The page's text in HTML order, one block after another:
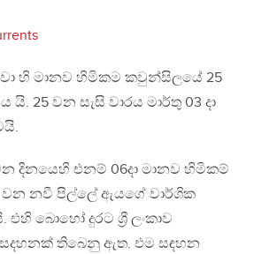
හි මානව හිමිකම කවුන්සිලයේ 25
යි. 25 වන සැසි වාරය මාර්තු 03 දා
දිනයෙහි එනම් 06දා මානව හිමිකම්
නවී පිල්ලේ ඇයගේ වාර්ශික
එහි බොහෝ දුරට ශ්‍රී ලංකාව
තිබෙනු ඇත. ‍එම සඳහන